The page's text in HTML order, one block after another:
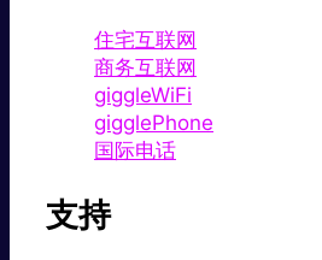
住宅互联网
商务互联网
giggleWiFi
gigglePhone
国际电话
支持